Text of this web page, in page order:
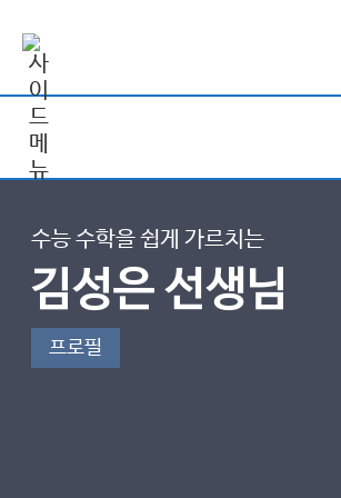
수능 수학을 쉽게 가르치는
김성은 선생님
프로필